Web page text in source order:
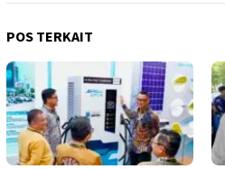
POS TERKAIT